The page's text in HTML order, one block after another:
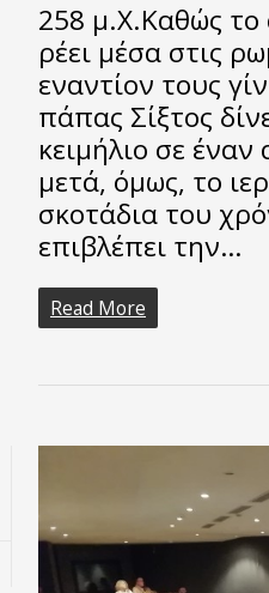
258 μ.Χ.Καθώς
ρέει μέσα στις
εναντίον τους
πάπας Σίξτος
κειμήλιο σε
μετά, όμως, το
σκοτάδια του
επιβλέπει την…
Read More